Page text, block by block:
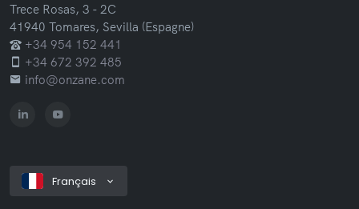
Trece Rosas, 3 - 2C
41940 Tomares, Sevilla (Espagne)
+34 954 152 441
+34 672 392 485
info@onzane.com
Français